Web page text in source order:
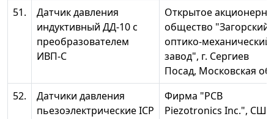
51.
Датчик давления
индуктивный ДД-10 с
преобразователем
ИВП-С
Открытое
общество "Загорский
оптико-механический
завод", г. Сергиев
Посад, Московская
52.
Датчики давления
пьезоэлектрические ICP
Фирма "PCB
Piezotronics Inc.", США